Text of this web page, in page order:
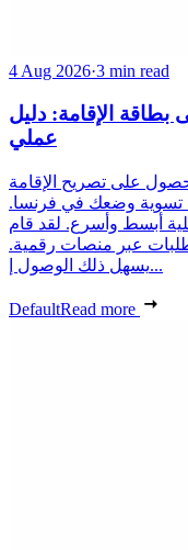
4 Aug 2026·3 min read
الإقامة: دليل
عملي
على تصريح الإقامة
تسوية وضعك في فرنسا.
أبسط وأسرع. لقد قام
عبر منصات رقمية.
يسهل ذلك الوصول إ...
DefaultRead more